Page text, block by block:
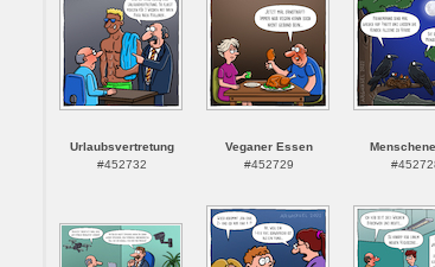
Urlaubsvertretung
#452732
Veganer Essen
#452729